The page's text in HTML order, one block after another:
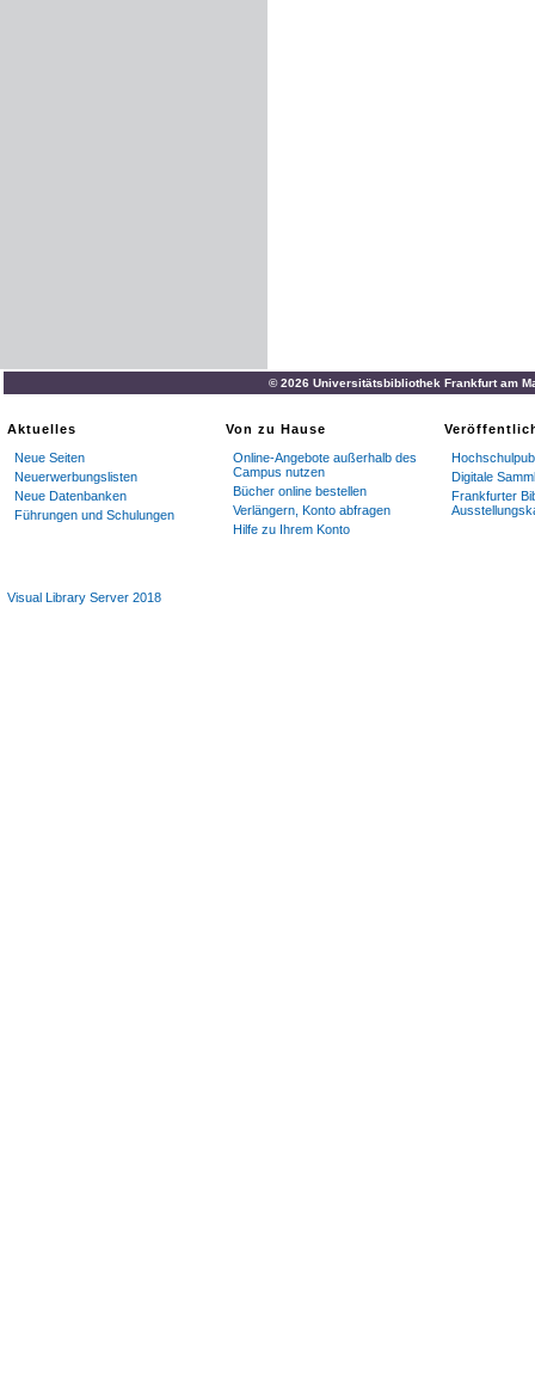
© 2026 Universitätsbibliothek Frankfurt am
Aktuelles
Neue Seiten
Neuerwerbungslisten
Neue Datenbanken
Führungen und Schulungen
Von zu Hause
Online-Angebote außerhalb des
Campus nutzen
Bücher online bestellen
Verlängern, Konto abfragen
Hilfe zu Ihrem Konto
Digitale
Frankfurter
Visual Library Server 2018